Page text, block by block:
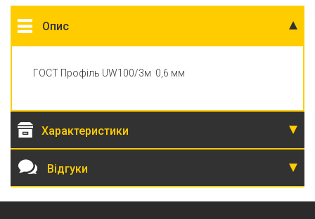
Опис
ГОСТ Профіль UW100/3м 0,6 мм
Характеристики
Відгуки